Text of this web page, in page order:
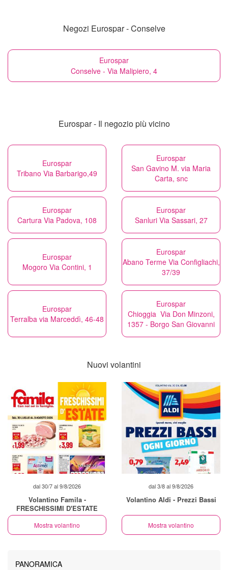
Negozi Eurospar - Conselve
Eurospar
Conselve - Via Malipiero, 4
Eurospar - Il negozio più vicino
Eurospar
Tribano Via Barbarigo,49
Eurospar
San Gavino M. via Maria
Carta, snc
Eurospar
Cartura Via Padova, 108
Eurospar
Sanluri Via Sassari, 27
Eurospar
Mogoro Via Contini, 1
Eurospar
Abano Terme Via Configliachi,
37/39
Eurospar
Terralba via Marceddì, 46-48
Eurospar
Chioggia Via Don Minzoni,
1357 - Borgo San Giovanni
Nuovi volantini
dal 30/7 al 9/8/2026
Volantino Famila -
FRESCHISSIMI D'ESTATE
Mostra volantino
dal 3/8 al 9/8/2026
Volantino Aldi - Prezzi Bassi
Mostra volantino
PANORAMICA